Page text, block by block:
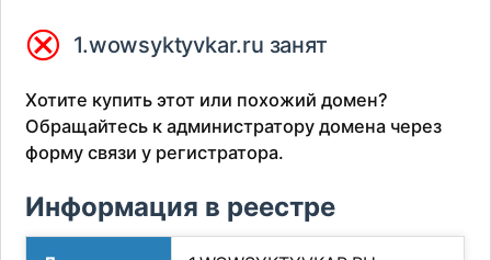
⮿ 1.wowsyktyvkar.ru занят
Хотите купить этот или похожий домен?
Обращайтесь к администратору домена через
форму связи у регистратора.
Информация в реестре